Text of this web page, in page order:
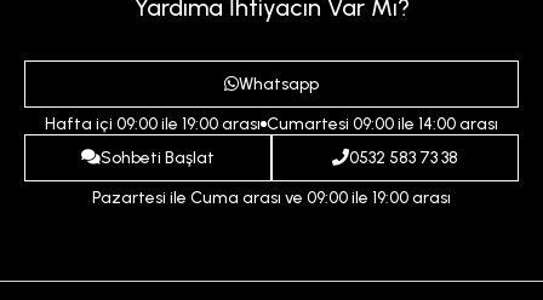
Gizlilik ve Güvenlik Politikası
Ödeme ve Teslimat Koşulları
İptal ve İade Koşulları
İndirim
Yardıma İhtiyacın Var Mı?
Whatsapp
Hafta içi 09:00 ile 19:00 arası Cumartesi 09:00 ile 14:00 arası
Sohbeti Başlat
0532 583 73 38
Pazartesi ile Cuma arası ve 09:00 ile 19:00 arası